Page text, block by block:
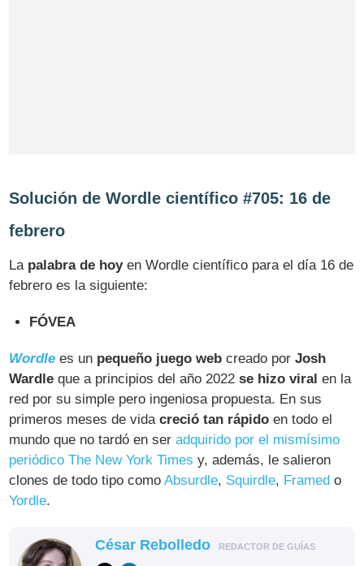
Solución de Wordle científico #705: 16 de
febrero
La palabra de hoyen Wordle científico para el día 16 de
febrero es la siguiente:
FÓVEA
Wordle es un pequeño juego web creado porJosh
Wardle que a principios del año 2022se hizo viral en la
red por su simple pero ingeniosa propuesta. En sus
primeros meses de vidacreció tan rápido en todo el
mundo que no tardó en seradquirido por el mismísimo
periódico The New York Times y, además, le salieron
clones de todo tipo comoAbsurdle, Squirdle, Framed o
Yordle.
César Rebolledo REDACTOR DE GUÍAS